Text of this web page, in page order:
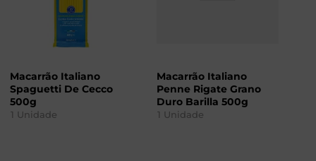
Macarrão Italiano
Spaguetti De Cecco
500g
1 Unidade
Macarrão Italiano
Penne Rigate Grano
Duro Barilla 500g
1 Unidade